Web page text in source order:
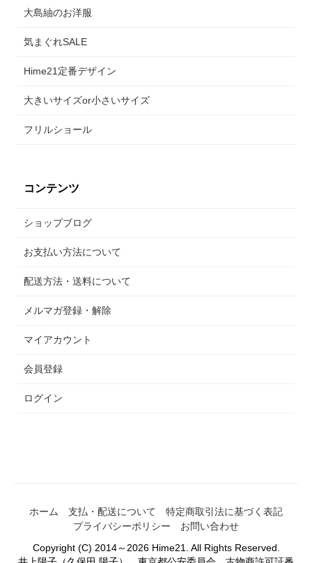
も上品でエレガントな１着♪季節に合わせたトップスと合わ
沢仕様。今回の新作も是非、ご覧くださいませ。
大島紬のお洋服
気まぐれSALE
Hime21定番デザイン
大きいサイズor小さいサイズ
フリルショール
コンテンツ
ショップブログ
お支払い方法について
配送方法・送料について
メルマガ登録・解除
マイアカウント
会員登録
ログイン
ホーム 支払・配送について
特定商取引法に基づく表記
プライバシーポリシー
お問い合わせ
Copyright (C) 2014～2026 Hime21. All Rights Reserved.